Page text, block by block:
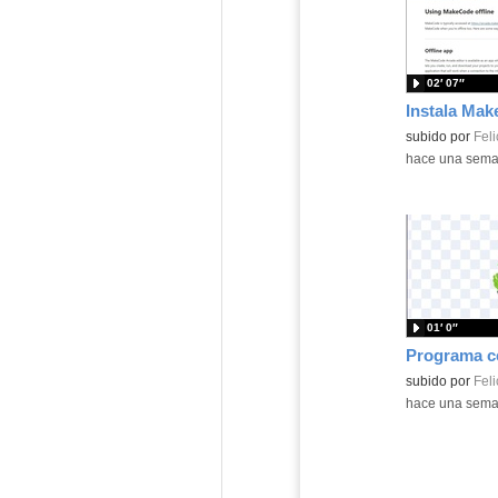
Contenido
subido por
02′ 07″
-hace una
Contenido
subido por
01′ 0″
-hace una